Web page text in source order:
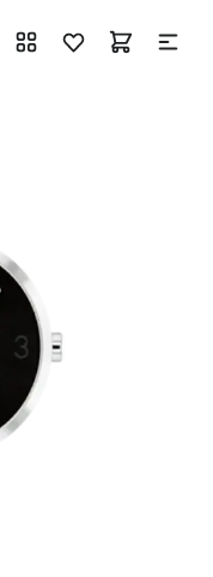
info@vetervremeni.kz